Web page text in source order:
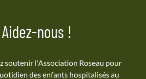
Aidez-nous !
soutenir l'Association Roseau pour
des enfants hospitalisés au